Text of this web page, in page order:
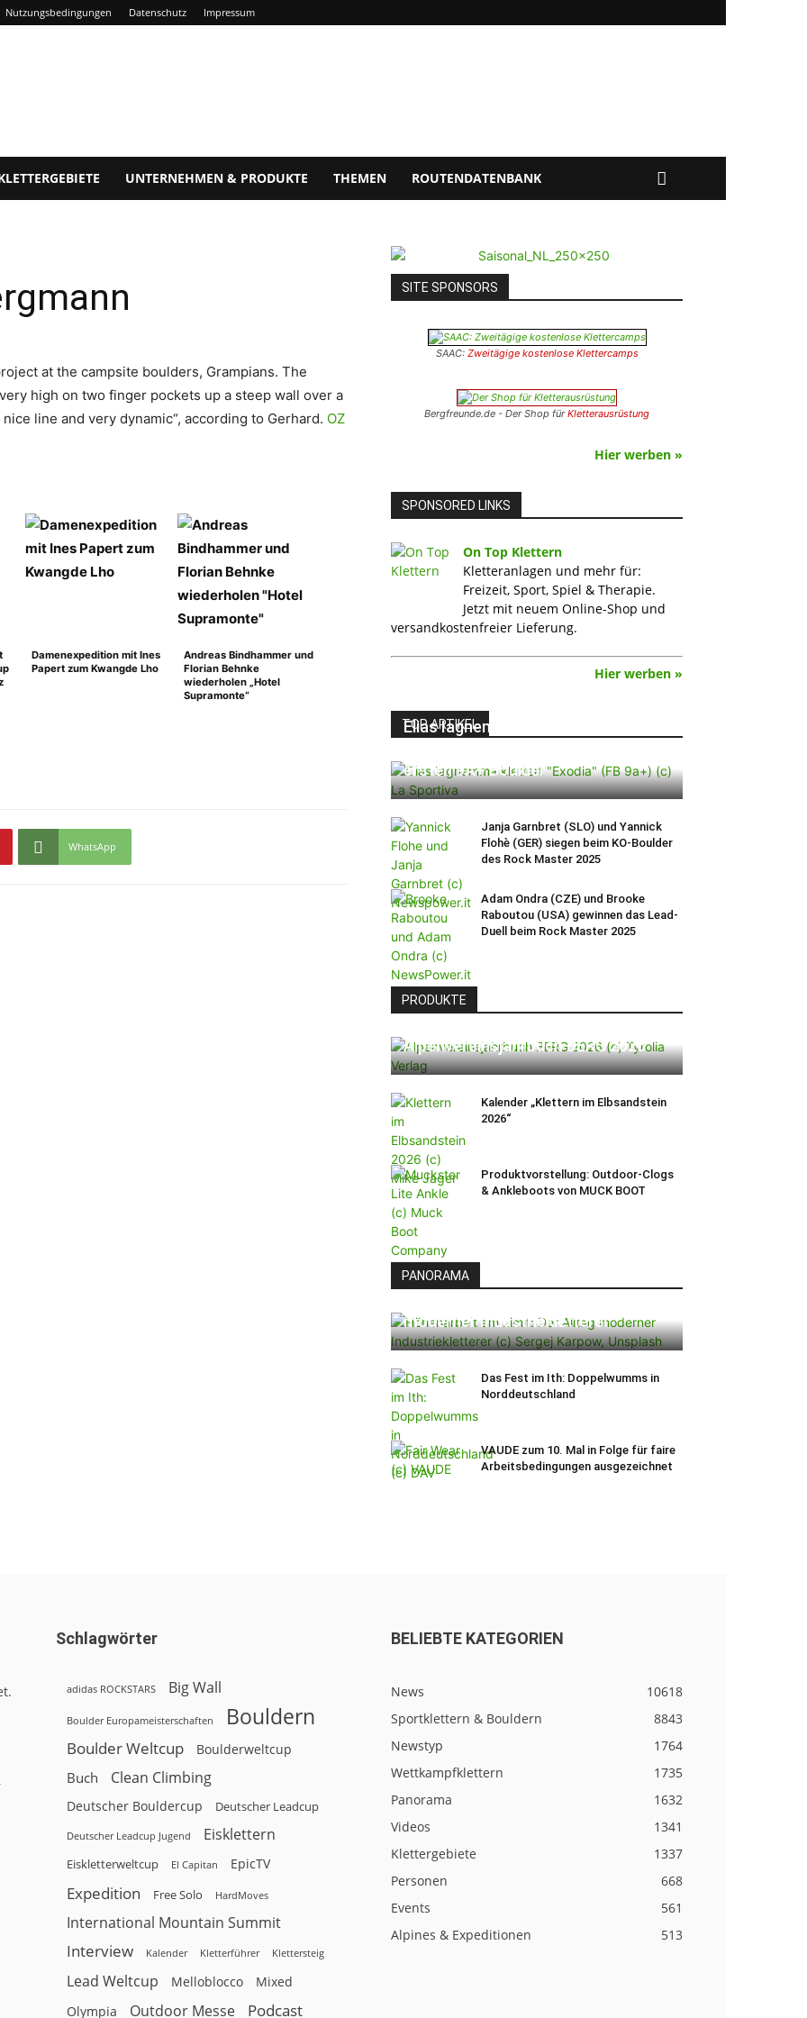
Nutzungsbedingungen Datenschutz Impressum
UNTERNEHMEN & PRODUKTE THEMEN ROUTENDATENBANK
at the campsite boulders, Grampians. The
high on two finger pockets up a steep wall over a
line and very dynamic“, according to Gerhard. OZ
Damenexpedition mit Ines
Papert zum Kwangde Lho
Andreas Bindhammer und
Florian Behnke
wiederholen „Hotel
Supramonte“
WhatsApp
SITE SPONSORS
SAAC: Zweitägige kostenlose Klettercamps
Bergfreunde.de - Der Shop fürKletterausrüstung
Hier werben »
SPONSORED LINKS
On Top Klettern
Kletteranlagen und mehr für:
Freizeit, Sport, Spiel & Therapie.
Jetzt mit neuem Online-Shop und
versandkostenfreier Lieferung.
Hier werben »
TOP ARTIKEL
Elias Iagnemma klettert „Exodia“:
ersten 9A+ Boulder
Janja Garnbret (SLO) und Yannick
Flohè (GER) siegen beim KO-Boulder
des Rock Master 2025
Adam Ondra (CZE) und Brooke
Raboutou (USA) gewinnen das Lead-
Duell beim Rock Master 2025
PRODUKTE
Alpenvereinsjahrbuch BERG 2026
Kalender „Klettern im Elbsandstein
2026“
Produktvorstellung: Outdoor-Clogs
& Ankleboots von MUCK BOOT
PANORAMA
moderner Industriekletterer
Das Fest im Ith: Doppelwumms in
Norddeutschland
VAUDE zum 10. Mal in Folge für faire
Arbeitsbedingungen ausgezeichnet
Schlagwörter
adidas ROCKSTARS Big Wall
Boulder Europameisterschaften Bouldern
Boulder Weltcup Boulderweltcup
Buch Clean Climbing
Deutscher Bouldercup Deutscher Leadcup
Deutscher Leadcup Jugend Eisklettern
Eiskletterweltcup El Capitan EpicTV
Expedition Free Solo HardMoves
International Mountain Summit
Interview Kalender Kletterführer Klettersteig
Lead Weltcup Melloblocco Mixed
Olympia Outdoor Messe Podcast
BELIEBTE KATEGORIEN
News
10618
Sportklettern & Bouldern
8843
Newstyp
1764
Wettkampfklettern
1735
Panorama
1632
Videos
1341
Klettergebiete
1337
Personen
668
Events
561
Alpines & Expeditionen
513